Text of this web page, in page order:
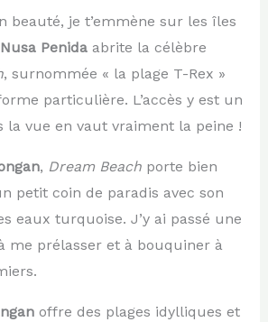
beauté, je t’emmène sur les îles
Nusa Penidaabrite la célèbre
, surnommée « la plage T-Rex »
particulière. L’accès y est un
la vue en vaut vraiment la peine !
, Dream Beachporte bien
petit coin de paradis avec son
eaux turquoise. J’y ai passé une
me prélasser et à bouquiner à
offre des plages idylliques et